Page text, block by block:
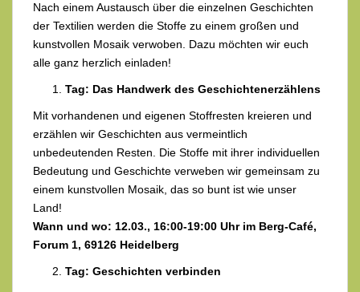
Nach einem Austausch über die einzelnen Geschichten
der Textilien werden die Stoffe zu einem großen und
kunstvollen Mosaik verwoben. Dazu möchten wir euch
alle ganz herzlich einladen!
Tag: Das Handwerk des Geschichtenerzählens
Mit vorhandenen und eigenen Stoffresten kreieren und
erzählen wir Geschichten aus vermeintlich
unbedeutenden Resten. Die Stoffe mit ihrer individuellen
Bedeutung und Geschichte verweben wir gemeinsam zu
einem kunstvollen Mosaik, das so bunt ist wie unser
Land!
Wann und wo: 12.03., 16:00-19:00 Uhr im Berg-Café,
Forum 1, 69126 Heidelberg
Tag: Geschichten verbinden